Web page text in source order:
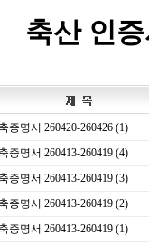
축산 인
증명서 260420-260426 (1)
증명서 260413-260419 (4)
증명서 260413-260419 (3)
증명서 260413-260419 (2)
증명서 260413-260419 (1)